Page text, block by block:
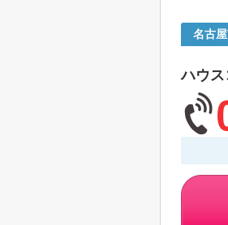
名古
ハウ